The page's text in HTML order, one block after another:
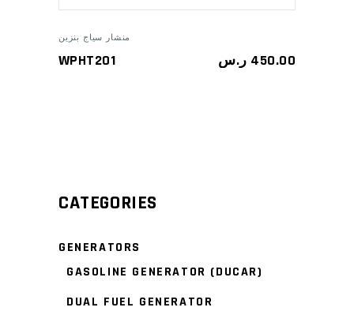
منشار سياج بنزين
WPHT201 450.00 ر.س
CATEGORIES
GENERATORS
GASOLINE GENERATOR (DUCAR)
DUAL FUEL GENERATOR